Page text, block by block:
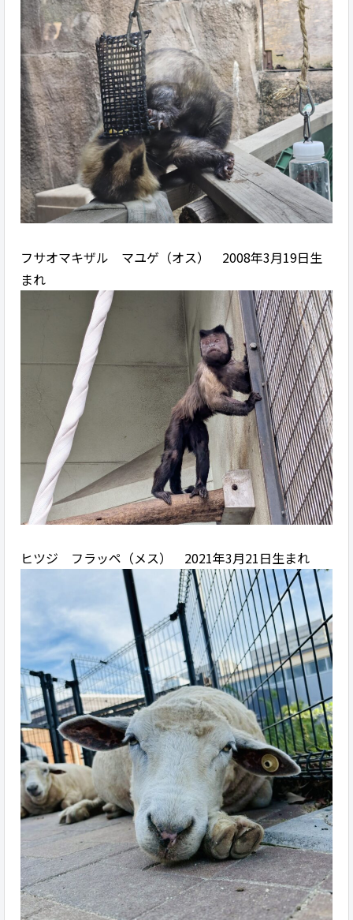
フサオマキザル マユゲ（オス） 2008年3月19日生
まれ
ヒツジ フラッペ（メス） 2021年3月21日生まれ